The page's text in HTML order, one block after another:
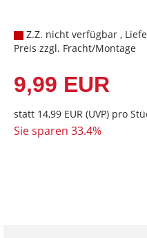
Z.Z. nicht verfügbar ,
Preis zzgl. Fracht/Montage
9,99 EUR
statt 14,99 EUR (UVP) pro
Sie sparen 33.4%